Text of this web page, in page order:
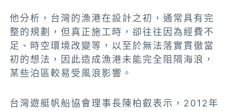
他分析，台灣的漁港在設計之初，通常具有完
整的規劃，但真正施工時，卻往往因為經費不
足、時空環境改變等，以至於無法落實貫徹當
初的想法，因此造成漁港未能完全阻隔海浪，
某些泊區較易受風浪影響。
台灣遊艇帆船協會理事長陳柏叡表示，2012年